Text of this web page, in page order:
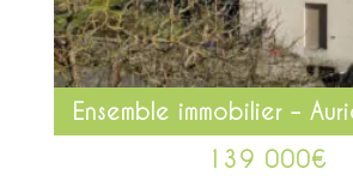
Ensemble immobilier –
139 000€